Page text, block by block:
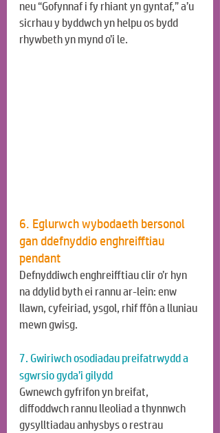
neu “Gofynnaf i fy rhiant yn gyntaf,” a’u
sicrhau y byddwch yn helpu os bydd
rhywbeth yn mynd o’i le.
6. Eglurwch wybodaeth bersonol
gan ddefnyddio enghreifftiau
pendant
Defnyddiwch enghreifftiau clir o’r hyn
na ddylid byth ei rannu ar-lein: enw
llawn, cyfeiriad, ysgol, rhif ffôn a lluniau
mewn gwisg.
7. Gwiriwch osodiadau preifatrwydd a
sgwrsio gyda’i gilydd
Gwnewch gyfrifon yn breifat,
diffoddwch rannu lleoliad a thynnwch
gysylltiadau anhysbys o restrau